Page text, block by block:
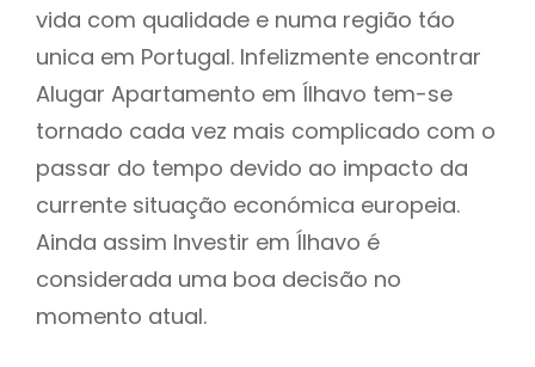
vida com qualidade e numa região táo
unica em Portugal. Infelizmente encontrar
Alugar Apartamento em Ílhavo tem-se
tornado cada vez mais complicado com o
passar do tempo devido ao impacto da
currente situação económica europeia.
Ainda assim Investir em Ílhavo é
considerada uma boa decisão no
momento atual.